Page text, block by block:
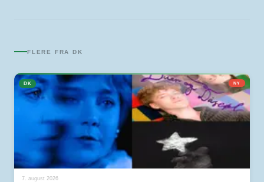
FLERE FRA DK
DK NY
7. august 2026